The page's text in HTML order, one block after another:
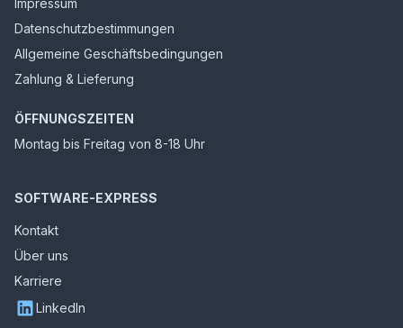
Impressum
Datenschutzbestimmungen
Allgemeine Geschäftsbedingungen
Zahlung & Lieferung
ÖFFNUNGSZEITEN
Montag bis Freitag von 8-18 Uhr
SOFTWARE-EXPRESS
Kontakt
Über uns
Karriere
LinkedIn